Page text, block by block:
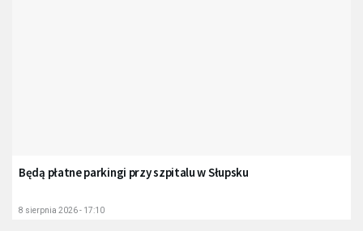
Będą płatne parkingi przy szpitalu w Słupsku
8 sierpnia 2026 - 17:10